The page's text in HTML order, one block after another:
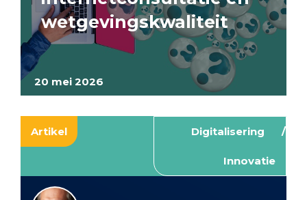
20 mei 2026
wetgevingskwaliteit
Artikel Digitalisering
Innovatie